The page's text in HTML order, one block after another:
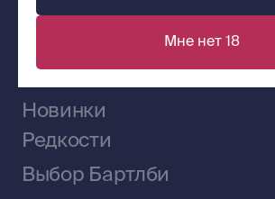
Мне нет 18
Наши книги на «Авито»
Telegram-канал